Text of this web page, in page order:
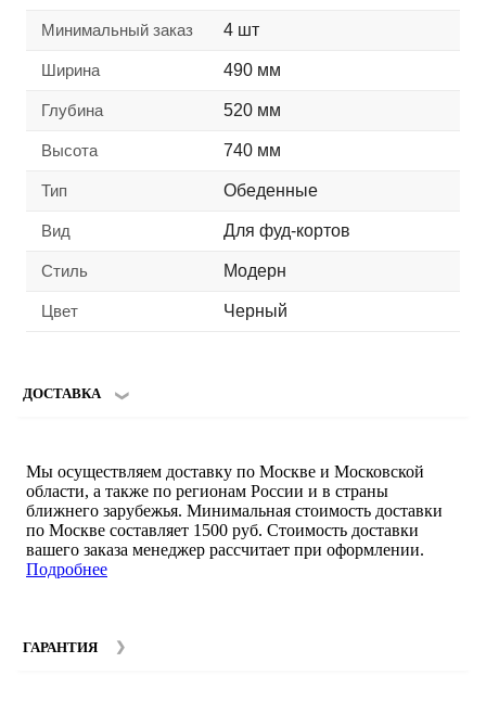
Минимальный заказ 4 шт
Ширина 490 мм
Глубина 520 мм
Высота 740 мм
Тип Обеденные
Вид Для фуд-кортов
Стиль Модерн
Цвет Черный
ДОСТАВКА
Мы осуществляем доставку по Москве и Московской
области, а также по регионам России и в страны
ближнего зарубежья. Минимальная стоимость доставки
по Москве составляет 1500 руб. Стоимость доставки
вашего заказа менеджер рассчитает при оформлении.
Подробнее
ГАРАНТИЯ